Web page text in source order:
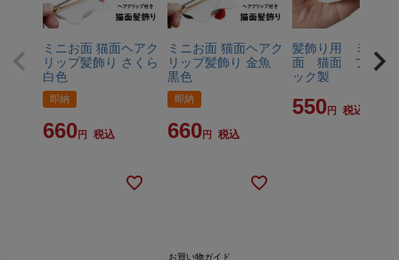
ミニお面 猫面ヘアク
リップ髪飾り さくら
白色
即納
660 税込
ミニお面 猫面ヘアク
リップ髪飾り 金魚
黒色
即納
660 税込
髪飾り用 ミニお
面 猫面 プラス
ック製
550 税込